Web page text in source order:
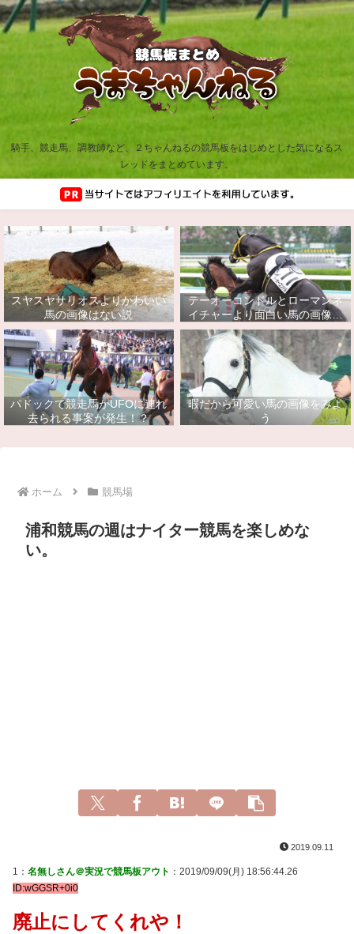
騎手、競走馬、調教師など、２ちゃんねるの競馬板をはじめとした気になるス
レッドをまとめています。
スヤスヤサリオスよりかわいい
馬の画像はない説
テーオーコンドルとローマンネ
イチャーより面白い馬の画像っ
てあるの？
パドックで競走馬がUFOに連れ
去られる事案が発生！？
暇だから可愛い馬の画像をみよ
う
ホーム 競馬場
浦和競馬の週はナイター競馬を楽しめな
い。
2019.09.11
1： 名無しさん＠実況で競馬板アウト ：2019/09/09(月) 18:56:44.26
ID:wGGSR+0i0
廃止にしてくれや！